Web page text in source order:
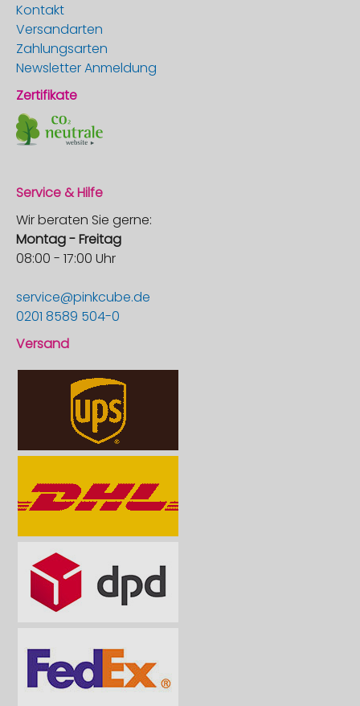
Kontakt
Versandarten
Zahlungsarten
Newsletter Anmeldung
Zertifikate
Service & Hilfe
Wir beraten Sie gerne:
Montag - Freitag
08:00 - 17:00 Uhr
service@pinkcube.de
0201 8589 504-0
Versand